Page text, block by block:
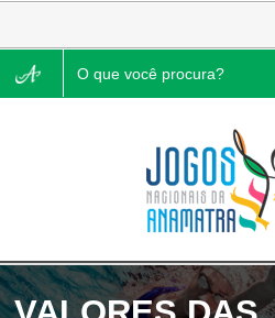
Pesquisar